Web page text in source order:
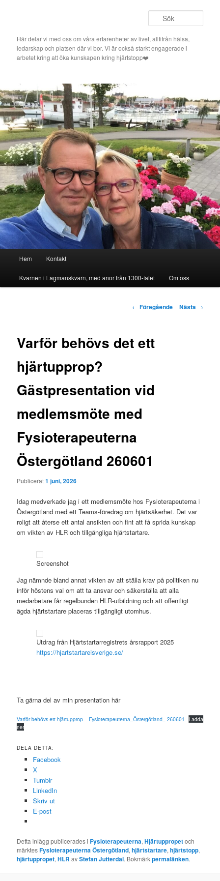
innehållHär delar vi med oss om våra erfarenheter av livet, alltifrån hälsa,
ledarskap och platsen där vi bor. Vi är också starkt engagerade i
arbetet kring att öka kunskapen kring hjärtstopp❤️
Hem Kontakt
Kvarnen i Lagmanskvarn, med anor från 1300-talet Om oss
Inläggsnavigering
← Föregående Nästa →
Varför behövs det ett
hjärtupprop?
Gästpresentation vid
medlemsmöte med
Fysioterapeuterna
Östergötland 260601
Publicerat1 juni, 2026
Idag medverkade jag i ett medlemsmöte hos Fysioterapeuterna i
Östergötland med ett Teams-föredrag om hjärtsäkerhet. Det var
roligt att återse ett antal ansikten och fint att få sprida kunskap
om vikten av HLR och tillgängliga hjärtstartare.
Screenshot
Jag nämnde bland annat vikten av att ställa krav på politiken nu
inför höstens val om att ta ansvar och säkerställa att alla
medarbetare får regelbunden HLR-utbildning och att offentligt
ägda hjärtstartare placeras tillgängligt utomhus.
Utdrag från Hjärtstartarregistrets årsrapport 2025
https://hjartstartareisverige.se/
Ta gärna del av min presentation här
Varför behövs ett hjärtupprop – Fysioterapeuterna_Östergötland_ 260601
Ladda
ner
DELA DETTA:
Facebook
X
Tumblr
LinkedIn
Skriv ut
E-post
Detta inlägg publicerades iFysioterapeuterna,Hjärtuppropetoch
märktesFysioterapeuterna Östergötland,hjärtstartare,hjärtstopp,
hjärtuppropet,HLR avStefan Jutterdal. Bokmärkpermalänken.